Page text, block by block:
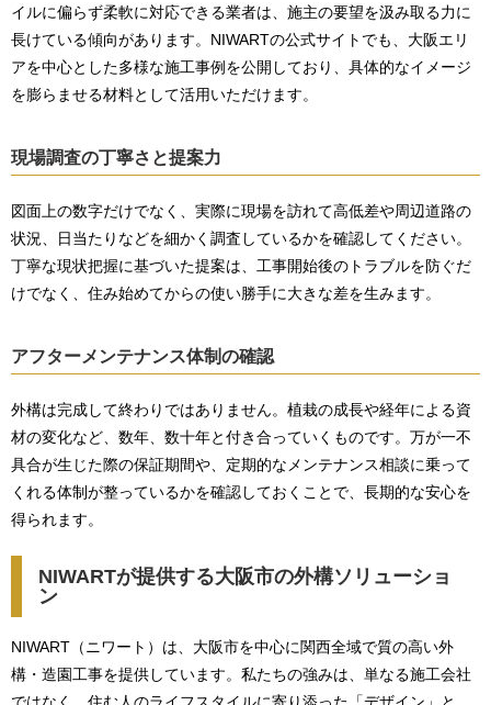
イルに偏らず柔軟に対応できる業者は、施主の要望を汲み取る力に
長けている傾向があります。NIWARTの公式サイトでも、大阪エリ
アを中心とした多様な施工事例を公開しており、具体的なイメージ
を膨らませる材料として活用いただけます。
現場調査の丁寧さと提案力
図面上の数字だけでなく、実際に現場を訪れて高低差や周辺道路の
状況、日当たりなどを細かく調査しているかを確認してください。
丁寧な現状把握に基づいた提案は、工事開始後のトラブルを防ぐだ
けでなく、住み始めてからの使い勝手に大きな差を生みます。
アフターメンテナンス体制の確認
外構は完成して終わりではありません。植栽の成長や経年による資
材の変化など、数年、数十年と付き合っていくものです。万が一不
具合が生じた際の保証期間や、定期的なメンテナンス相談に乗って
くれる体制が整っているかを確認しておくことで、長期的な安心を
得られます。
NIWARTが提供する大阪市の外構ソリューショ
ン
NIWART（ニワート）は、大阪市を中心に関西全域で質の高い外
構・造園工事を提供しています。私たちの強みは、単なる施工会社